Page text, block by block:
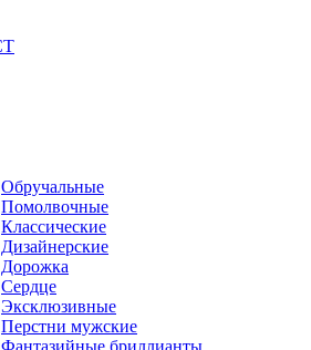
Обручальные
Помолвочные
Классические
Дизайнерские
Дорожка
Сердце
Эксклюзивные
Перстни мужские
Фантазийные бриллианты